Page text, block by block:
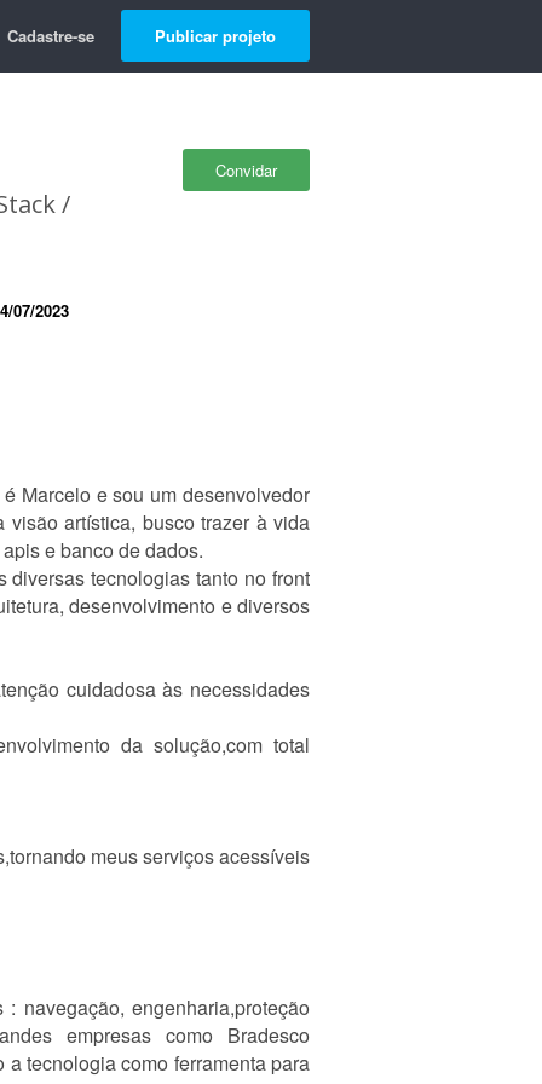
Cadastre-se Publicar projeto
Convidar
/
07/2023
Marcelo e sou um desenvolvedor
artística, busco trazer à vida
e banco de dados.
tecnologias tanto no front
desenvolvimento e diversos
cuidadosa às necessidades
da solução,com total
meus serviços acessíveis
navegação, engenharia,proteção
empresas como Bradesco
tecnologia como ferramenta para